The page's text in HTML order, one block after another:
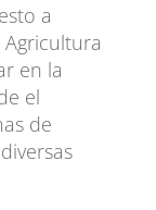
a
en la
el
de